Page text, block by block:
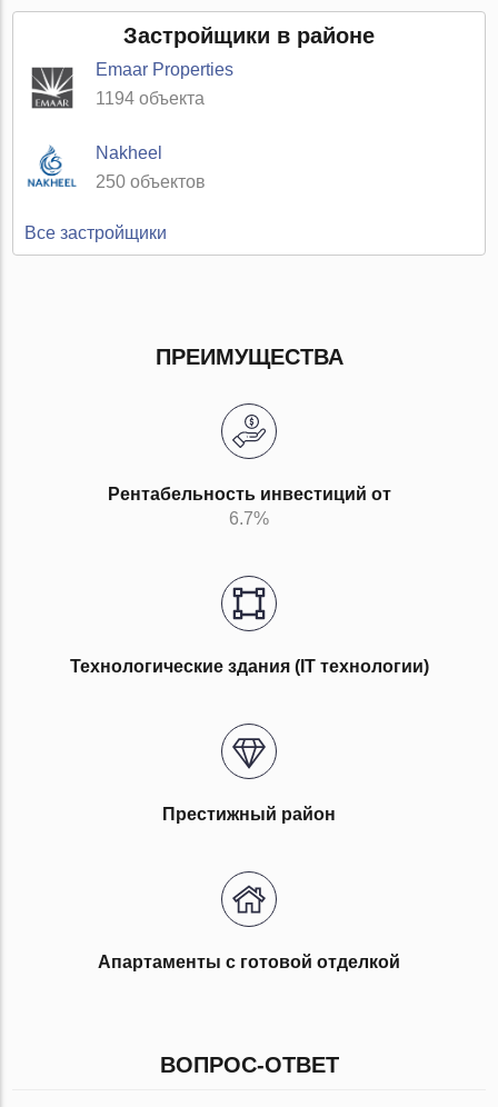
Застройщики в районе
Emaar Properties
1194 объекта
Nakheel
250 объектов
Все застройщики
ПРЕИМУЩЕСТВА
Рентабельность инвестиций от
6.7%
Технологические здания (IT технологии)
Престижный район
Апартаменты с готовой отделкой
ВОПРОС-ОТВЕТ